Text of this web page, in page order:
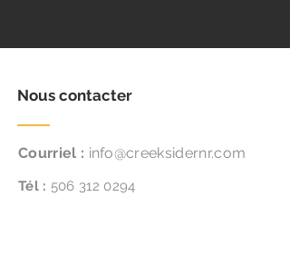
Nous contacter
Courriel : info@creeksidernr.com
Tél : 506 312 0294